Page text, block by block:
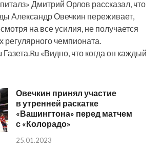
Дмитрий Орлов рассказал, что
Александр Овечкин переживает,
на все усилия, не получается
регулярного чемпионата.
Газета.Ru «Видно, что когда он каждый
Овечкин принял участие
в утренней раскатке
«Вашингтона» перед матчем
с «Колорадо»
25.01.2023